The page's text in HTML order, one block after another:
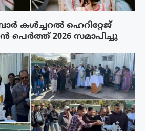
കൾച്ചറൽ ഹെറിറ്റേജ്
2026 സമാപിച്ചു